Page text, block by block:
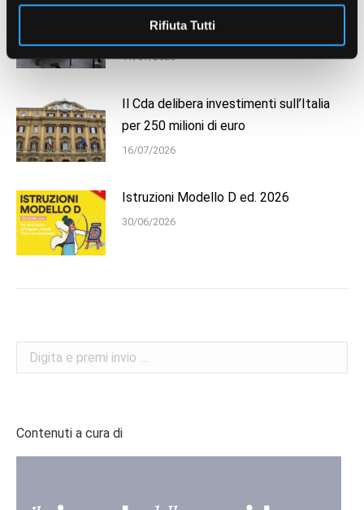
Rifiuta Tutti
Enpam: borse di studio per i collegi
d’eccellenza in 19 città
17/07/2026
Il Cda delibera investimenti sull’Italia
per 250 milioni di euro
16/07/2026
Istruzioni Modello D ed. 2026
30/06/2026
Search:
Contenuti a cura di